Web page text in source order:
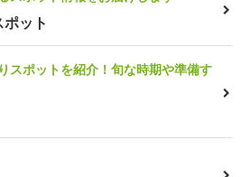
ット
スポットを紹介！旬な時期や準備す